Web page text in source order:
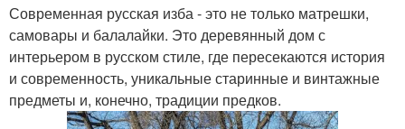
Современная русская изба - это не только матрешки,
самовары и балалайки. Это деревянный дом с
интерьером в русском стиле, где пересекаются история
и современность, уникальные старинные и винтажные
предметы и, конечно, традиции предков.